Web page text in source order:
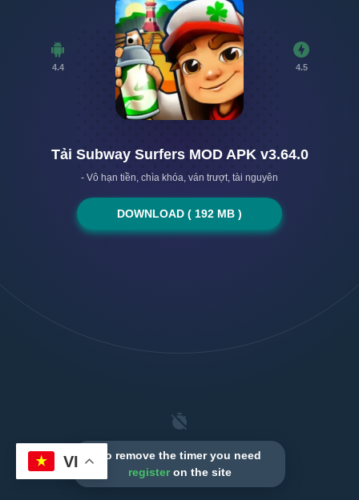
4.4 4.5
Tải Subway Surfers MOD APK v3.64.0
- Vô hạn tiền, chìa khóa, ván trượt, tài nguyên
DOWNLOAD ( 192 MB )
To remove the timer you need
registeron the site
VI